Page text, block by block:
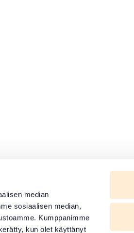
median
sosiaalisen median,
Kumppanimme
kun olet käyttänyt